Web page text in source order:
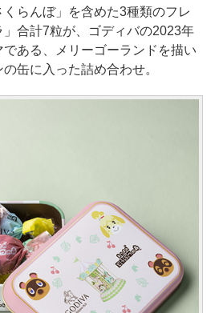
らんぼ」を含めた3種類のフレ
合計7粒が、ゴディバの2023年
ある、メリーゴーランドを描い
缶に入った詰め合わせ。